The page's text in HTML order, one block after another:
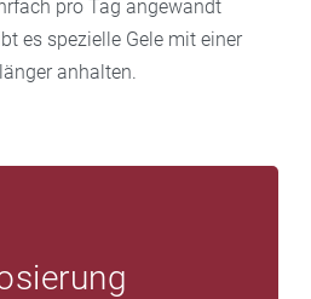
pro Tag angewandt
es spezielle Gele mit einer
anhalten.